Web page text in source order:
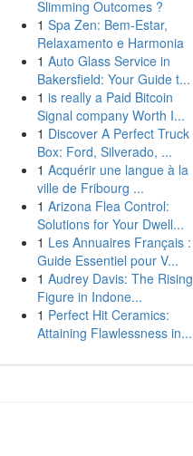
Slimming Outcomes ?
1 Spa Zen: Bem-Estar,
Relaxamento e Harmonia
1 Auto Glass Service in
Bakersfield: Your Guide t...
1 is really a Paid Bitcoin
Signal company Worth I...
1 Discover A Perfect Truck
Box: Ford, Silverado, ...
1 Acquérir une langue à la
ville de Fribourg ...
1 Arizona Flea Control:
Solutions for Your Dwell...
1 Les Annuaires Français :
Guide Essentiel pour V...
1 Audrey Davis: The Rising
Figure in Indone...
1 Perfect Hit Ceramics:
Attaining Flawlessness in...